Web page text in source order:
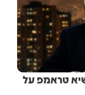
טראמפ על